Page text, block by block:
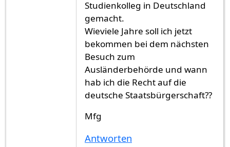
Studienkolleg in Deutschland
gemacht.
Wieviele Jahre soll ich jetzt
bekommen bei dem nächsten
Besuch zum
Ausländerbehörde und wann
hab ich die Recht auf die
deutsche Staatsbürgerschaft??
Mfg
Antworten